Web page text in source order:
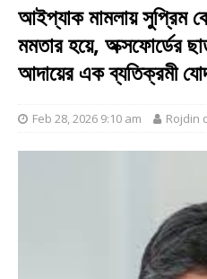
আইপ্যাক মামলায় সুপ্রিম
মমতার হয়ে, অক্সফোর্ডের
আদায়ের এক ব্যতিক্রমী
Feb 28, 2026 9:10 am Rojdin